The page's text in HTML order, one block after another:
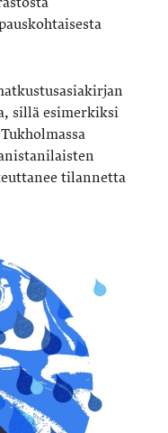
sillä esimerkiksi
tilannetta